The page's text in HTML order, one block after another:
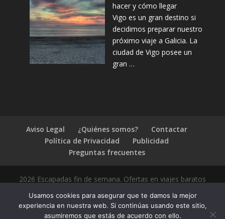
hacer y cómo llegar
Vigo es un gran destino si
decidimos preparar nuestro
próximo viaje a Galicia. La
ciudad de Vigo posee un
gran …
Aviso Legal ¿Quiénes somos?
Contactar
Política de Privacidad
Publicidad
Preguntas frecuentes
2026 Escapadas fin de semana. Ofertas en viajes baratos
Usamos cookies para asegurar que te damos la mejor
experiencia en nuestra web. Si continúas usando este sitio,
asumiremos que estás de acuerdo con ello.